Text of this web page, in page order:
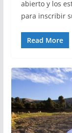
abierto y los
para inscribir
Read More